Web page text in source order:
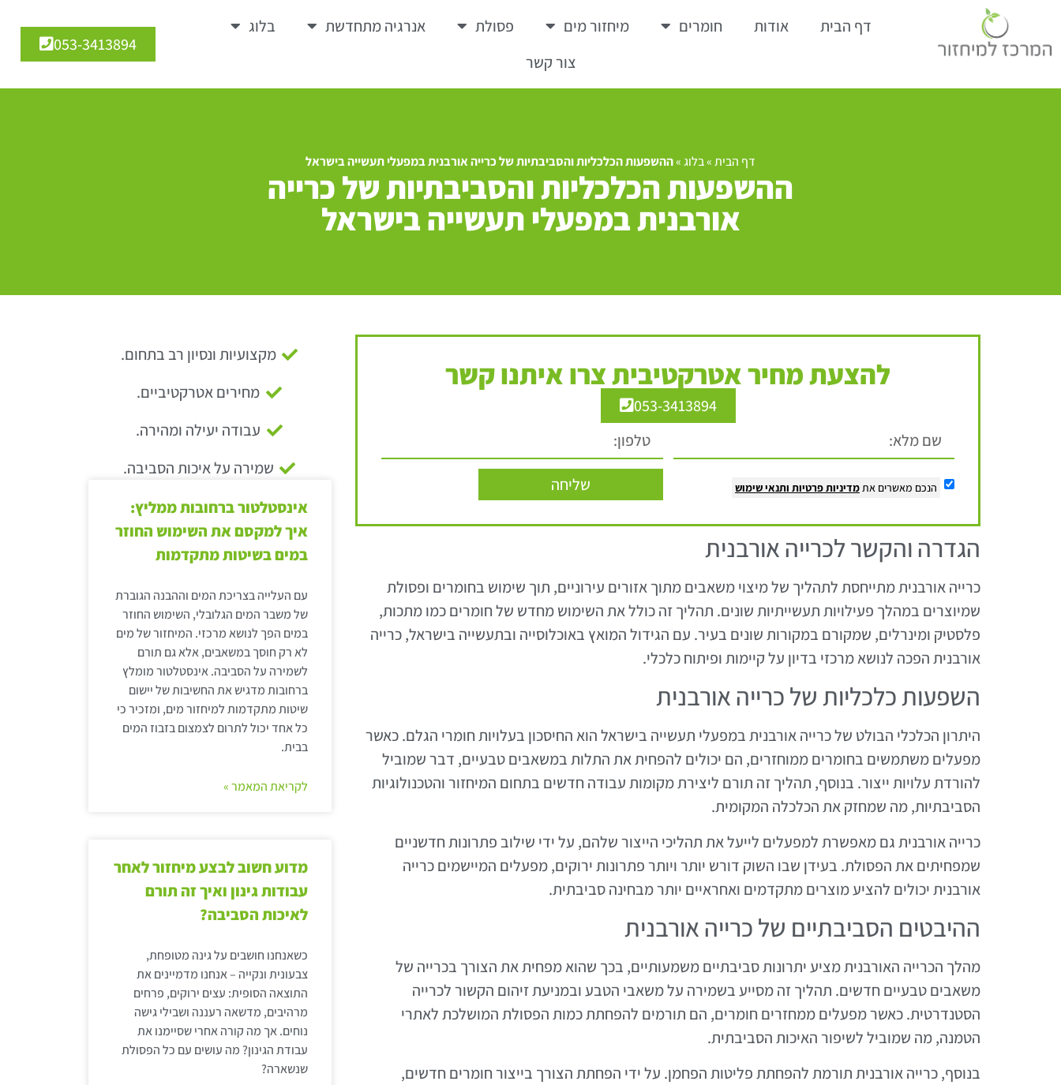
דף הבית אודות חומרים מיחזור מים פסולת אנרגיה מתחדשת
בלוג
צור קשר
053-3413894
דף הבית»בלוג»ההשפעות הכלכליות והסביבתיות של כרייה אורבנית במפעלי תעשייה בישראל
ההשפעות הכלכליות והסביבתיות של כרייה
אורבנית במפעלי תעשייה בישראל
להצעת מחיר אטרקטיבית צרו איתנו קשר
053-3413894
הנכם מאשרים אתמדיניות פרטיות ותנאי שימוש שליחה
הגדרה והקשר לכרייה אורבנית
כרייה אורבנית מתייחסת לתהליך של מיצוי משאבים מתוך אזורים עירוניים, תוך שימוש בחומרים ופסולת
שמיוצרים במהלך פעילויות תעשייתיות שונים. תהליך זה כולל את השימוש מחדש של חומרים כמו מתכות,
פלסטיק ומינרלים, שמקורם במקורות שונים בעיר. עם הגידול המואץ באוכלוסייה ובתעשייה בישראל, כרייה
אורבנית הפכה לנושא מרכזי בדיון על קיימות ופיתוח כלכלי.
השפעות כלכליות של כרייה אורבנית
היתרון הכלכלי הבולט של כרייה אורבנית במפעלי תעשייה בישראל הוא החיסכון בעלויות חומרי הגלם. כאשר
מפעלים משתמשים בחומרים ממוחזרים, הם יכולים להפחית את התלות במשאבים טבעיים, דבר שמוביל
להורדת עלויות ייצור. בנוסף, תהליך זה תורם ליצירת מקומות עבודה חדשים בתחום המיחזור והטכנולוגיות
הסביבתיות, מה שמחזק את הכלכלה המקומית.
כרייה אורבנית גם מאפשרת למפעלים לייעל את תהליכי הייצור שלהם, על ידי שילוב פתרונות חדשניים
שמפחיתים את הפסולת. בעידן שבו השוק דורש יותר ויותר פתרונות ירוקים, מפעלים המיישמים כרייה
אורבנית יכולים להציע מוצרים מתקדמים ואחראיים יותר מבחינה סביבתית.
ההיבטים הסביבתיים של כרייה אורבנית
מהלך הכרייה האורבנית מציע יתרונות סביבתיים משמעותיים, בכך שהוא מפחית את הצורך בכרייה של
משאבים טבעיים חדשים. תהליך זה מסייע בשמירה על משאבי הטבע ובמניעת זיהום הקשור לכרייה
הסטנדרטית. כאשר מפעלים ממחזרים חומרים, הם תורמים להפחתת כמות הפסולת המושלכת לאתרי
הטמנה, מה שמוביל לשיפור האיכות הסביבתית.
בנוסף, כרייה אורבנית תורמת להפחתת פליטות הפחמן. על ידי הפחתת הצורך בייצור חומרים חדשים,
מקצועיות ונסיון רב בתחום.
מחירים אטרקטיביים.
עבודה יעילה ומהירה.
שמירה על איכות הסביבה.
אינסטלטור ברחובות ממליץ:
איך למקסם את השימוש החוזר
במים בשיטות מתקדמות
עם העלייה בצריכת המים וההבנה הגוברת
של משבר המים הגלובלי, השימוש החוזר
במים הפך לנושא מרכזי. המיחזור של מים
לא רק חוסך במשאבים, אלא גם תורם
לשמירה על הסביבה. אינסטלטור מומלץ
ברחובות מדגיש את החשיבות של יישום
שיטות מתקדמות למיחזור מים, ומזכיר כי
כל אחד יכול לתרום לצמצום בזבוז המים
בבית.
לקריאת המאמר »
מדוע חשוב לבצע מיחזור לאחר
עבודות גינון ואיך זה תורם
לאיכות הסביבה?
כשאנחנו חושבים על גינה מטופחת,
צבעונית ונקייה – אנחנו מדמיינים את
התוצאה הסופית: עצים ירוקים, פרחים
מרהיבים, מדשאה רעננה ושבילי גישה
נוחים. אך מה קורה אחרי שסיימנו את
עבודת הגינון? מה עושים עם כל הפסולת
שנשארה?